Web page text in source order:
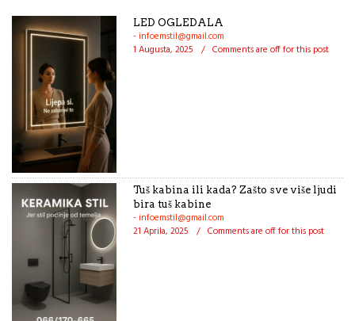
LED OGLEDALA
- infoemstil@gmail.com
1 Augusta, 2025
/ Comments are off for this post
Tuš kabina ili kada? Zašto sve više ljudi
bira tuš kabine
- infoemstil@gmail.com
21 Aprila, 2025
/ Comments are off for this post